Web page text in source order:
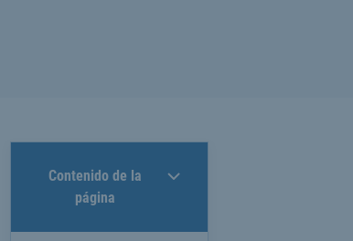
Contenido de la
página